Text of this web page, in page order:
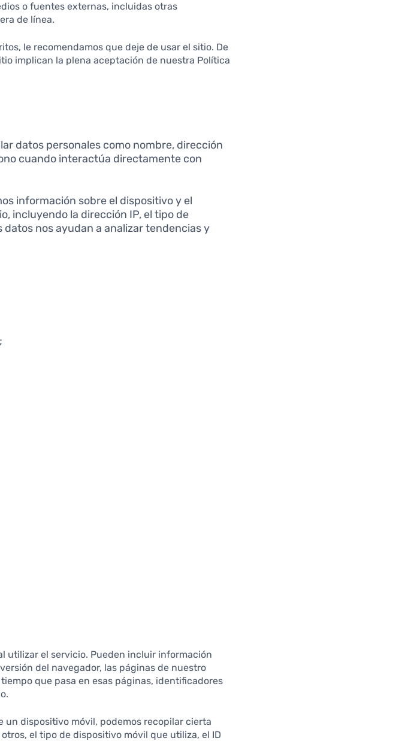
o fuentes externas, incluidas otras
de línea.
le recomendamos que deje de usar el sitio. De
implican la plena aceptación de nuestra Política
datos personales como nombre, dirección
cuando interactúa directamente con
información sobre el dispositivo y el
incluyendo la dirección IP, el tipo de
nos ayudan a analizar tendencias y
utilizar el servicio. Pueden incluir información
del navegador, las páginas de nuestro
que pasa en esas páginas, identificadores
un dispositivo móvil, podemos recopilar cierta
el tipo de dispositivo móvil que utiliza, el ID